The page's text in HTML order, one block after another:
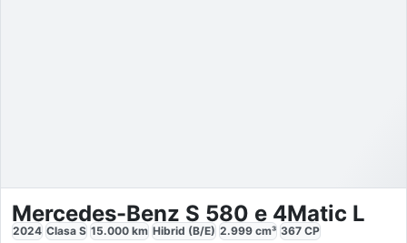
Mercedes-Benz S 580 e 4Matic L
2024 Clasa S 15.000 km Hibrid (B/E) 2.999 cm³ 367 CP